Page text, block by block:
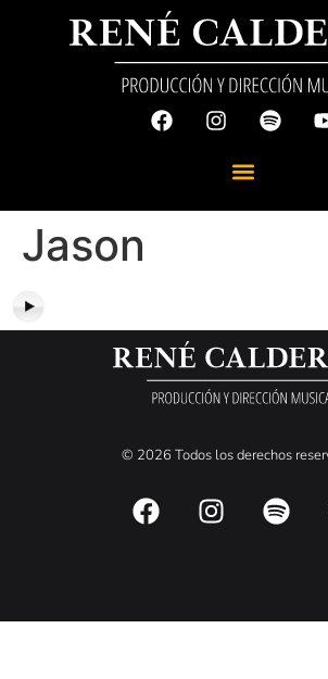
Jason
© 2026 Todos los derechos